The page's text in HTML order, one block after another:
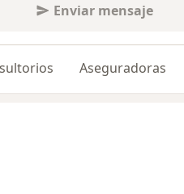
Enviar mensaje
Aseguradoras